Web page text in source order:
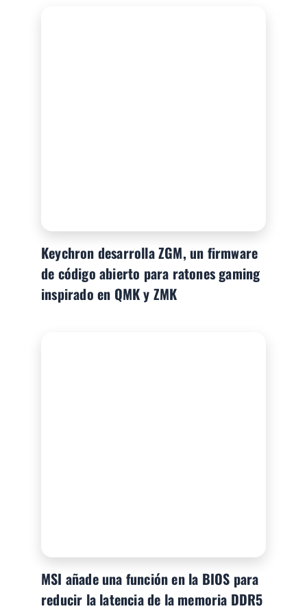
Keychron desarrolla ZGM, un firmware
de código abierto para ratones gaming
inspirado en QMK y ZMK
MSI añade una función en la BIOS para
reducir la latencia de la memoria DDR5